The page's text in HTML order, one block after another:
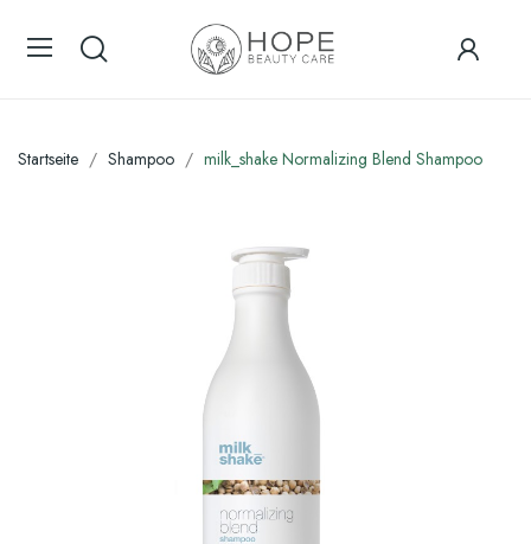
Startseite Shampoo milk_shake Normalizing Blend Shampoo